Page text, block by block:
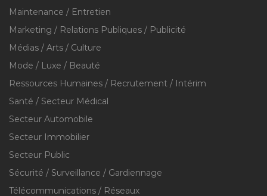
Maintenance / Entretien
Marketing / Relations Publiques / Publicité
Médias / Arts / Culture
Mode / Luxe / Beauté
Ressources Humaines / Recrutement / Intérim
Santé / Secteur Médical
Secteur Automobile
Secteur Immobilier
Secteur Public
Sécurité / Surveillance / Gardiennage
Télécommunications / Réseaux